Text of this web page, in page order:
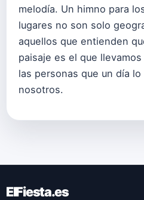
melodía. Un himno para
lugares no son solo
aquellos que entienden
paisaje es el que
las personas que un día
nosotros.
ElFiesta.es